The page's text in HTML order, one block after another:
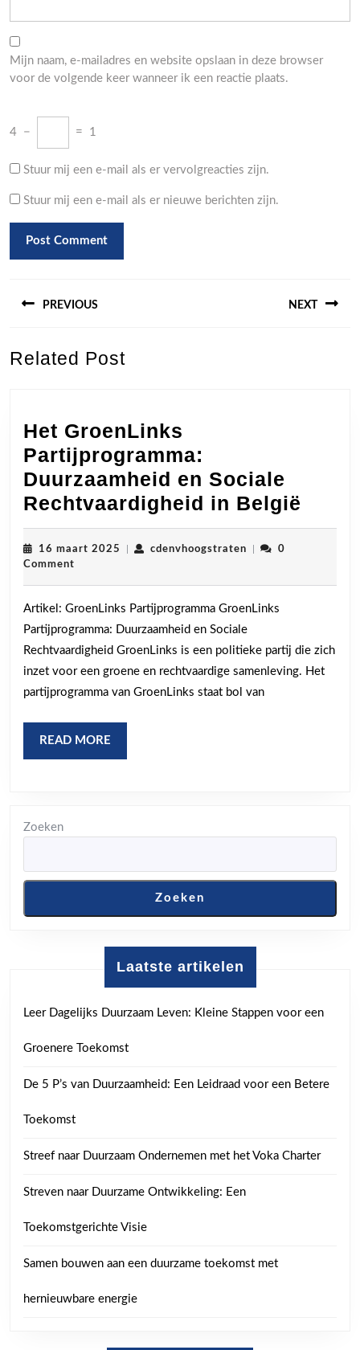
Mijn naam, e-mailadres en website opslaan in deze browser
voor de volgende keer wanneer ik een reactie plaats.
4 − = 1
Stuur mij een e-mail als er vervolgreacties zijn.
Stuur mij een e-mail als er nieuwe berichten zijn.
PREVIOUS
post:
NEXT
Related Post
Het GroenLinks
Partijprogramma:
Duurzaamheid en Sociale
Rechtvaardigheid in België
in
16 maart 2025 16
cdenvhoogstratencdenvhoogstraten
0
Comment
Artikel: GroenLinks Partijprogramma GroenLinks
Partijprogramma: Duurzaamheid en Sociale
Rechtvaardigheid GroenLinks is een politieke partij die zich
inzet voor een groene en rechtvaardige samenleving. Het
partijprogramma van GroenLinks staat bol van
READ MORE
MORE
Zoeken
Zoeken
Laatste artikelen
Leer Dagelijks Duurzaam Leven: Kleine Stappen voor een
Groenere Toekomst
De 5 P’s van Duurzaamheid: Een Leidraad voor een Betere
Toekomst
Streef naar Duurzaam Ondernemen met het Voka Charter
Streven naar Duurzame Ontwikkeling: Een
Toekomstgerichte Visie
Samen bouwen aan een duurzame toekomst met
hernieuwbare energie